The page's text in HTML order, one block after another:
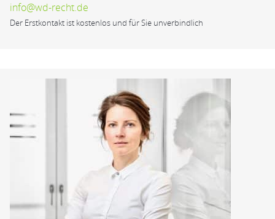
info@wd-recht.de
Der Erstkontakt ist kostenlos und für Sie unverbindlich